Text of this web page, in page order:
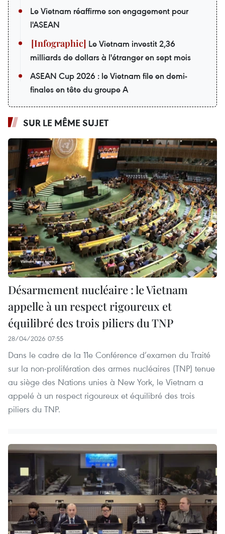
Le Vietnam réaffirme son engagement pour
l'ASEAN
Le Vietnam investit 2,36
milliards de dollars à l'étranger en sept mois
ASEAN Cup 2026 : le Vietnam file en demi-
finales en tête du groupe A
SUR LE MÊME SUJET
Désarmement nucléaire : le Vietnam
appelle à un respect rigoureux et
équilibré des trois piliers du TNP
28/04/2026 07:55
Dans le cadre de la 11e Conférence d’examen du Traité
sur la non-prolifération des armes nucléaires (TNP) tenue
au siège des Nations unies à New York, le Vietnam a
appelé à un respect rigoureux et équilibré des trois
piliers du TNP.